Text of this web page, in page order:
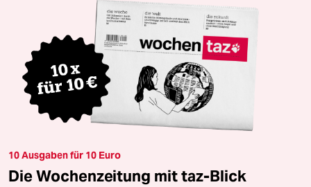
10 Ausgaben für 10 Euro
Die Wochenzeitung mit taz-Blick